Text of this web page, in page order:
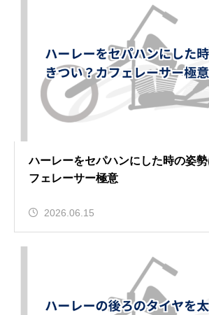
ハーレーをセパハンにした時の姿
フェレーサー極意
2026.06.15